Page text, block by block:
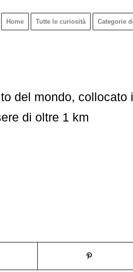
Home Tutte le curiosità Categorie
del mondo, collocato
di oltre 1 km